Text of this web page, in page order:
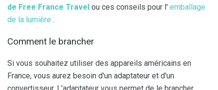
de Free France Travel ou ces conseils pour l' emballage
de la lumière .
Comment le brancher
Si vous souhaitez utiliser des appareils américains en
France, vous aurez besoin d'un adaptateur et d'un